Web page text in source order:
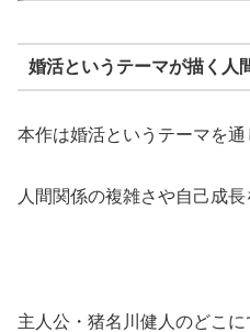
婚活というテーマが描く人
本作は婚活というテーマを通
人間関係の複雑さや自己成長
主人公・猪名川健人のどこ